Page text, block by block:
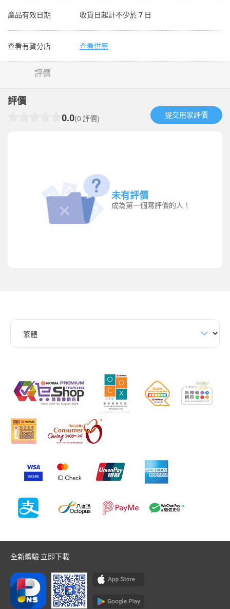
產品有效日期 收貨日起計不少於 7 日
查看有貨分店 查看供應
評價
評價
0.0(0 評價) 提交用家評價​
未有評價
成為第一個寫評價的人！
全新體驗 立即下載